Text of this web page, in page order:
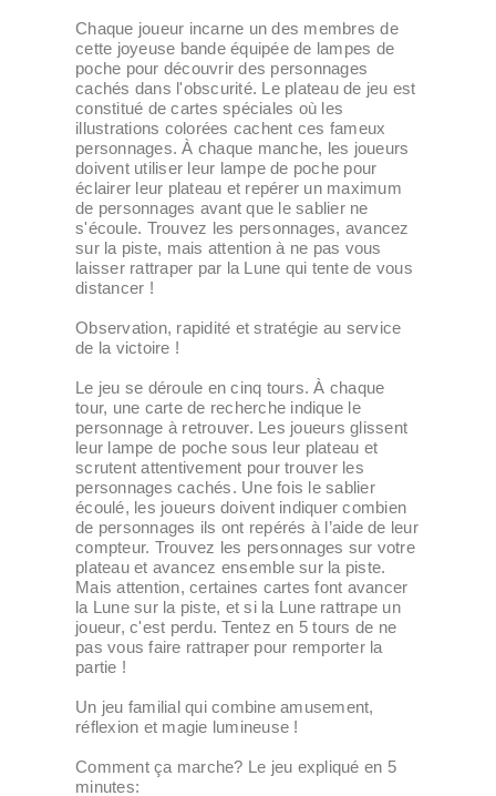
Chaque joueur incarne un des membres de
cette joyeuse bande équipée de lampes de
poche pour découvrir des personnages
cachés dans l'obscurité. Le plateau de jeu est
constitué de cartes spéciales où les
illustrations colorées cachent ces fameux
personnages. À chaque manche, les joueurs
doivent utiliser leur lampe de poche pour
éclairer leur plateau et repérer un maximum
de personnages avant que le sablier ne
s'écoule. Trouvez les personnages, avancez
sur la piste, mais attention à ne pas vous
laisser rattraper par la Lune qui tente de vous
distancer !
Observation, rapidité et stratégie au service
de la victoire !
Le jeu se déroule en cinq tours. À chaque
tour, une carte de recherche indique le
personnage à retrouver. Les joueurs glissent
leur lampe de poche sous leur plateau et
scrutent attentivement pour trouver les
personnages cachés. Une fois le sablier
écoulé, les joueurs doivent indiquer combien
de personnages ils ont repérés à l’aide de leur
compteur. Trouvez les personnages sur votre
plateau et avancez ensemble sur la piste.
Mais attention, certaines cartes font avancer
la Lune sur la piste, et si la Lune rattrape un
joueur, c'est perdu. Tentez en 5 tours de ne
pas vous faire rattraper pour remporter la
partie !
Un jeu familial qui combine amusement,
réflexion et magie lumineuse !
Comment ça marche? Le jeu expliqué en 5
minutes: